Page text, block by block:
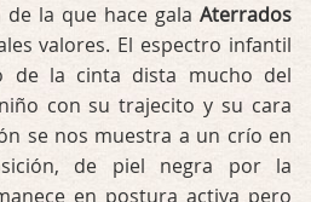
la que hace gala Aterrados
valores. El espectro infantil
de la cinta dista mucho del
con su trajecito y su cara
se nos muestra a un crío en
de piel negra por la
en postura activa pero